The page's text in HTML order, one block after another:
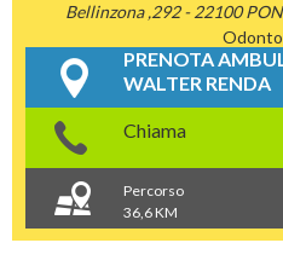
Bellinzona ,292 - 22100
PRENOTA
WALTER RENDA
Chiama
Percorso
36,6 KM